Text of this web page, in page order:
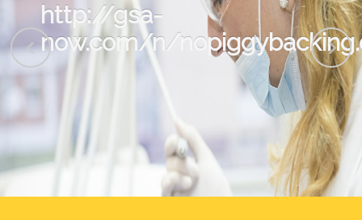
http://gsa-
now.com/n/